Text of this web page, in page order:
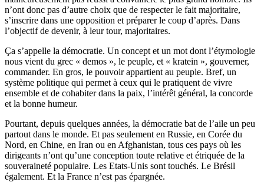
n’ont donc pas d’autre choix que de respecter le fait majoritaire,
s’inscrire dans une opposition et préparer le coup d’après. Dans
l’objectif de devenir, à leur tour, majoritaires.
Ça s’appelle la démocratie. Un concept et un mot dont l’étymologie
nous vient du grec « demos », le peuple, et « kratein », gouverner,
commander. En gros, le pouvoir appartient au peuple. Bref, un
système politique qui permet à ceux qui le pratiquent de vivre
ensemble et de cohabiter dans la paix, l’intérêt général, la concorde
et la bonne humeur.
Pourtant, depuis quelques années, la démocratie bat de l’aile un peu
partout dans le monde. Et pas seulement en Russie, en Corée du
Nord, en Chine, en Iran ou en Afghanistan, tous ces pays où les
dirigeants n’ont qu’une conception toute relative et étriquée de la
souveraineté populaire. Les Etats-Unis sont touchés. Le Brésil
également. Et la France n’est pas épargnée.